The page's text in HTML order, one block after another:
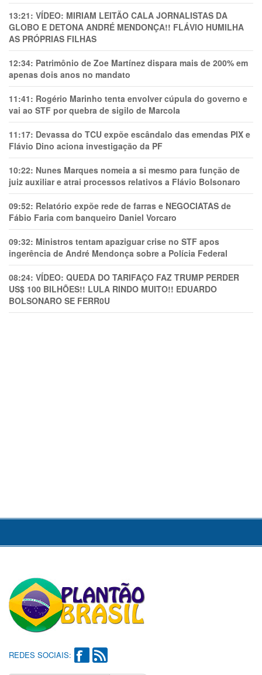
13:21: VÍDEO: MIRIAM LEITÃO CALA JORNALISTAS DA
GLOBO E DETONA ANDRÉ MENDONÇA!! FLÁVIO HUMILHA
AS PRÓPRIAS FILHAS
12:34: Patrimônio de Zoe Martínez dispara mais de 200% em
apenas dois anos no mandato
11:41: Rogério Marinho tenta envolver cúpula do governo e
vai ao STF por quebra de sigilo de Marcola
11:17: Devassa do TCU expõe escândalo das emendas PIX e
Flávio Dino aciona investigação da PF
10:22: Nunes Marques nomeia a si mesmo para função de
juiz auxiliar e atrai processos relativos a Flávio Bolsonaro
09:52: Relatório expõe rede de farras e NEGOCIATAS de
Fábio Faria com banqueiro Daniel Vorcaro
09:32: Ministros tentam apaziguar crise no STF apos
ingerência de André Mendonça sobre a Polícia Federal
08:24: VÍDEO: QUEDA DO TARIFAÇO FAZ TRUMP PERDER
US$ 100 BILHÕES!! LULA RINDO MUITO!! EDUARDO
BOLSONARO SE FERR0U
REDES SOCIAIS: